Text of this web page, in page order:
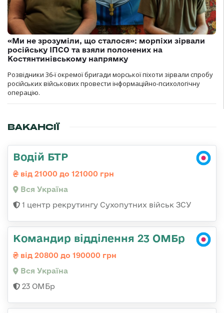
«Ми не зрозуміли, що сталося»: морпіхи зірвали
російську ІПСО та взяли полонених на
Костянтинівському напрямку
Розвідники 36-ї окремої бригади морської піхоти зірвали спробу
російських військових провести інформаційно-психологічну
операцію.
ВАКАНСІЇ
Водій БТР
від 21000 до 121000 грн
Вся Україна
1 центр рекрутингу Сухопутних військ ЗСУ
Командир відділення 23 ОМБр
від 20800 до 190000 грн
Вся Україна
23 ОМБр